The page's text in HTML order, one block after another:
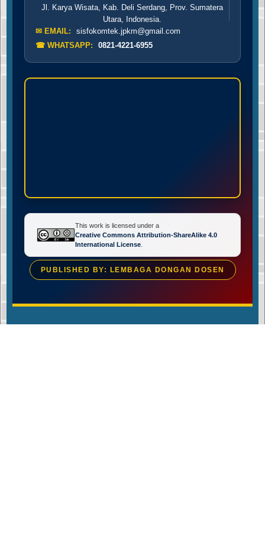
Jl. Karya Wisata, Kab. Deli Serdang, Prov. Sumatera
Utara, Indonesia.
✉ EMAIL:
sisfokomtek.jpkm@gmail.com
☎ WHATSAPP:
0821-4221-6955
This work is licensed under a
Creative Commons Attribution-ShareAlike 4.0
International License
PUBLISHED BY: LEMBAGA DONGAN DOSEN